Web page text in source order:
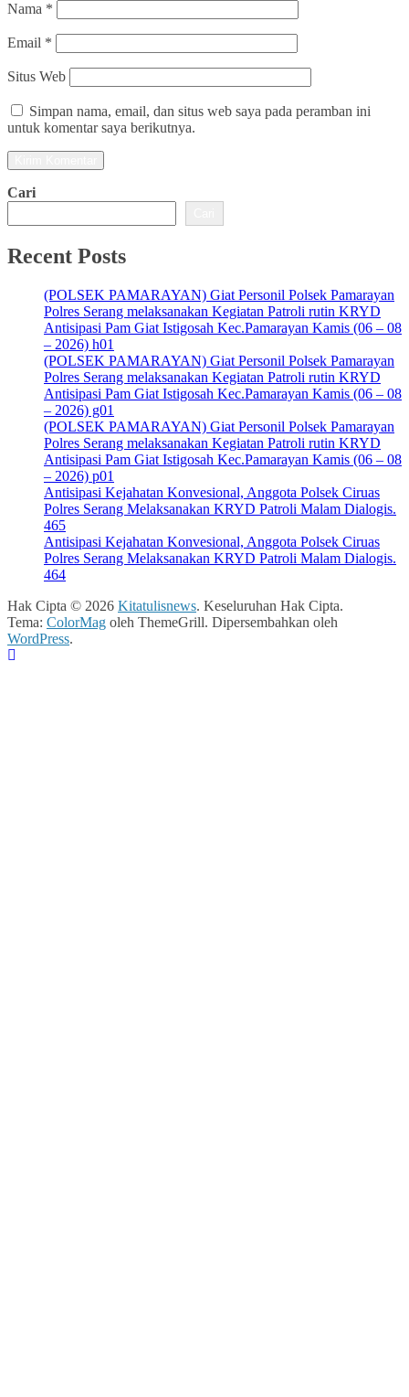
Nama *
Email *
Situs Web
Simpan nama, email, dan situs web saya pada peramban ini
untuk komentar saya berikutnya.
Cari
Recent Posts
(POLSEK PAMARAYAN) Giat Personil Polsek Pamarayan
Polres Serang melaksanakan Kegiatan Patroli rutin KRYD
Antisipasi Pam Giat Istigosah Kec.Pamarayan Kamis (06 – 08
– 2026) h01
(POLSEK PAMARAYAN) Giat Personil Polsek Pamarayan
Polres Serang melaksanakan Kegiatan Patroli rutin KRYD
Antisipasi Pam Giat Istigosah Kec.Pamarayan Kamis (06 – 08
– 2026) g01
(POLSEK PAMARAYAN) Giat Personil Polsek Pamarayan
Polres Serang melaksanakan Kegiatan Patroli rutin KRYD
Antisipasi Pam Giat Istigosah Kec.Pamarayan Kamis (06 – 08
– 2026) p01
Antisipasi Kejahatan Konvesional, Anggota Polsek Ciruas
Polres Serang Melaksanakan KRYD Patroli Malam Dialogis.
465
Antisipasi Kejahatan Konvesional, Anggota Polsek Ciruas
Polres Serang Melaksanakan KRYD Patroli Malam Dialogis.
464
Hak Cipta © 2026 Kitatulisnews. Keseluruhan Hak Cipta.
Tema: ColorMag oleh ThemeGrill. Dipersembahkan oleh
WordPress.